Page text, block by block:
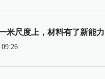
米尺度上，材料有了新能力
09:26